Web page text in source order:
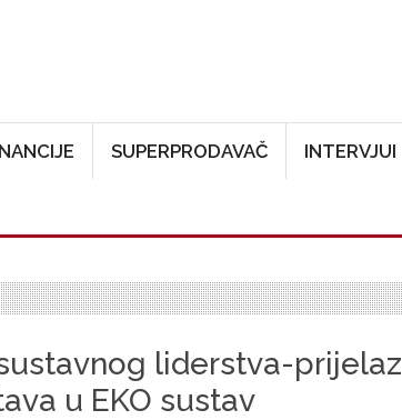
SUPERPRODAVAČ INTERVJUI
liderstva-prijelaz
u EKO sustav